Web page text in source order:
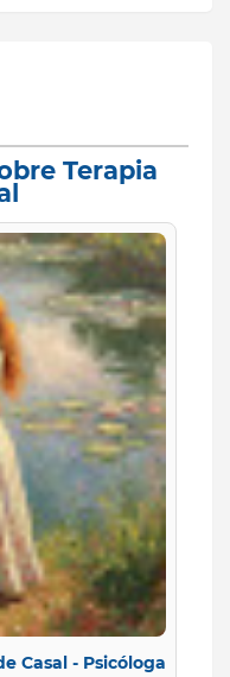
Terapia
Casal - Psicóloga